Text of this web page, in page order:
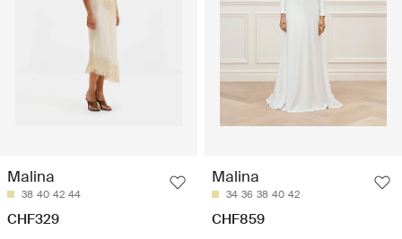
Malina
38 40 42 44
CHF329
Malina
34 36 38 40 42
CHF859